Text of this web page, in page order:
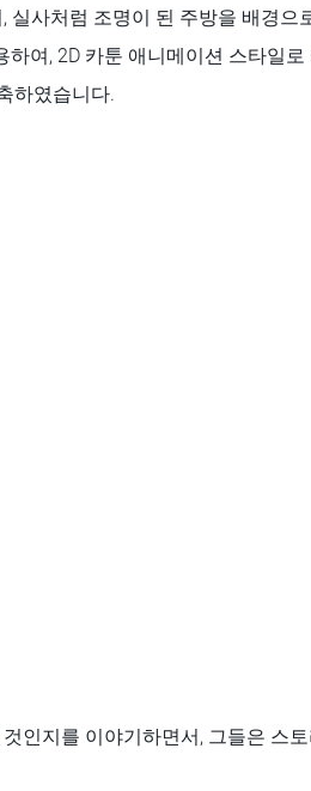
실사처럼 조명이 된 주방을 배경으
여, 2D 카툰 애니메이션 스타일
하였습니다.
인지를 이야기하면서, 그들은 스토